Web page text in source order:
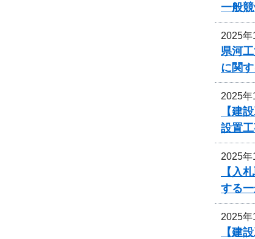
一般
2025
県河
に関
2025
【建
設置
2025
【入
する
2025
【建